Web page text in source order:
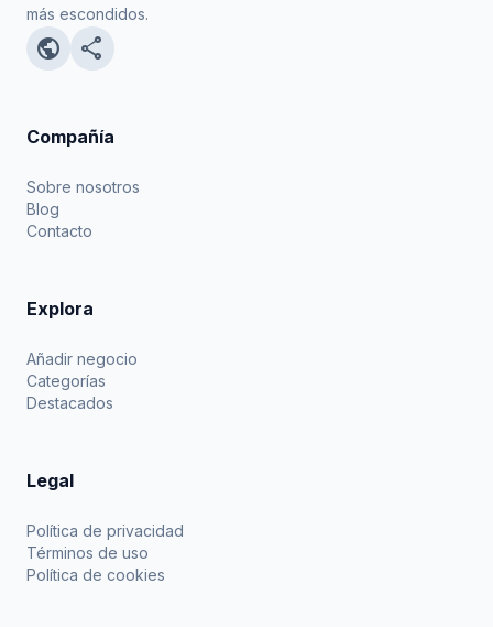
más escondidos.
public share
Compañía
Sobre nosotros
Blog
Contacto
Explora
Añadir negocio
Categorías
Destacados
Legal
Política de privacidad
Términos de uso
Política de cookies